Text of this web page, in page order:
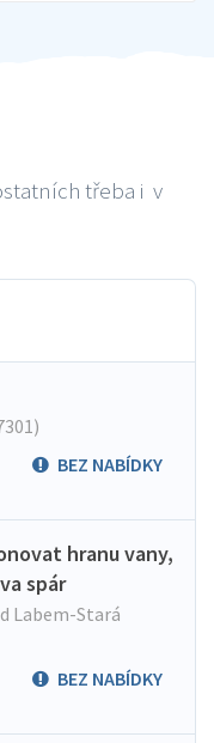
třeba i v
BEZ NABÍDKY
hranu vany,
spár
Labem-Stará
BEZ NABÍDKY